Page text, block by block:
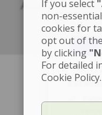
Accede a
If you select
non-
cookies for
opt out of
by clicking
For detailed
Cookie Policy.